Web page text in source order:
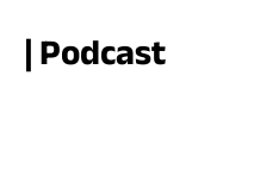
| Podcast